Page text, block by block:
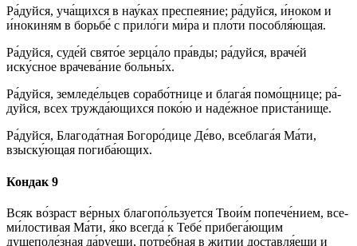
Ра́­дуй­ся, уча́щихся в нау́ках пре­спе­яние; ра́­дуй­ся, и́ноком и
и́нокиням в борьбе́ с прило́ги ми́­ра и пло́­ти пособля́ющая.
Ра́­дуй­ся, суде́й свято́е зер­ца́­ло пра́в­ды; ра́­дуй­ся, враче́й
иску́сное врачева́ние больны́х.
Ра́­дуй­ся, земледе́льцев сорабо́тнице и бла­га́я по­мо́щ­ни­це; ра́­
дуй­ся, всех тру­жда́ю­щих­ся поко́ю и наде́жное при­ста́­ни­ще.
Ра́­дуй­ся, Бла­го­да́т­ная Бо­го­ро́­ди­це Де́­во, всеблага́я Ма́­ти,
взыску́ющая погиба́ющих.
Кондак 9
Всяк во́зраст ве́р­ных благопо́льзуется Тво­и́м попече́нием, все­
ми́­лос­ти­вая Ма́­ти, я́ко всег­да́ к Те­бе́ при­бе­га́ю­щим
душеполе́зная да́руеши, по­тре́б­ная в жи­тии доставля́еши и